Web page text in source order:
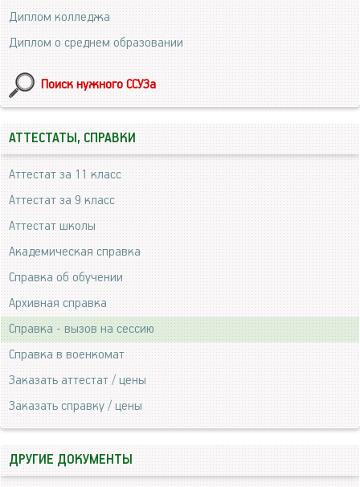
Диплом колледжа
Диплом о среднем образовании
Поиск нужного ССУЗа
АТТЕСТАТЫ, СПРАВКИ
Аттестат за 11 класс
Аттестат за 9 класс
Аттестат школы
Академическая справка
Справка об обучении
Архивная справка
Справка - вызов на сессию
Справка в военкомат
Заказать аттестат / цены
Заказать справку / цены
ДРУГИЕ ДОКУМЕНТЫ